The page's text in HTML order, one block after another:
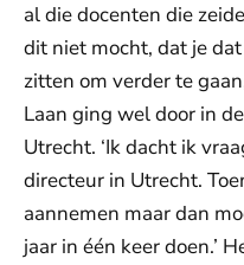
al die docenten die
dit niet mocht, dat je
zitten om verder te
Laan ging wel door in
Utrecht. ‘Ik dacht ik
directeur in Utrecht.
aannemen maar dan
jaar in één keer doen.’